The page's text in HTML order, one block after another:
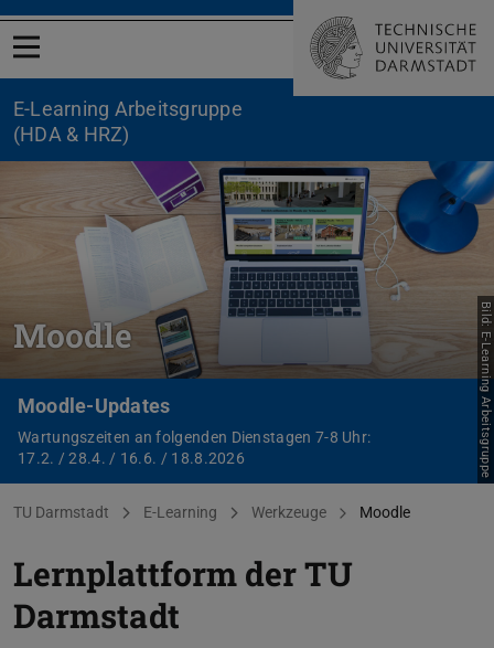
Menü öffnen
E-Learning Arbeitsgruppe
(HDA & HRZ)
Moodle
Moodle-Updates
Wartungszeiten an folgenden Dienstagen 7-8 Uhr:
17.2. / 28.4. / 16.6. / 18.8.2026
Bild: E-Learning Arbeitsgruppe
Sie befinden sich hier:
TU Darmstadt E-Learning Werkzeuge Moodle
Lernplattform der TU
Darmstadt